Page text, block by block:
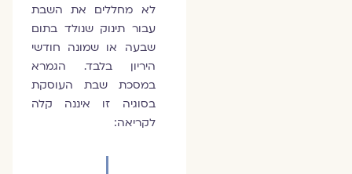
לא מחללים את השבת
עבור תינוק שנולד בתום
שבעה או שמונה חודשי
היריון בלבד. הגמרא
במסכת שבת העוסקת
בסוגיה זו איננה קלה
לקריאה: